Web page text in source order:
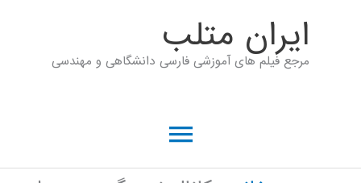
ايران متلب
مرجع فیلم های آموزشی فارسی دانشگاهی و مهندسی
فهرست